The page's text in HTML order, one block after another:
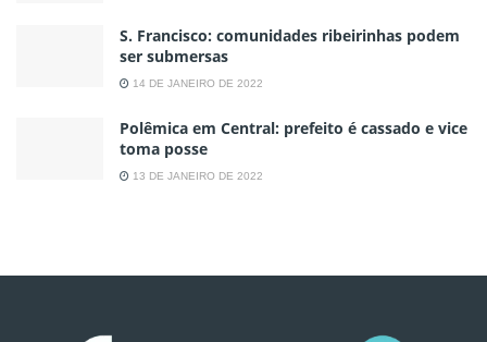
S. Francisco: comunidades ribeirinhas podem
ser submersas
14 DE JANEIRO DE 2022
Polêmica em Central: prefeito é cassado e vice
toma posse
13 DE JANEIRO DE 2022